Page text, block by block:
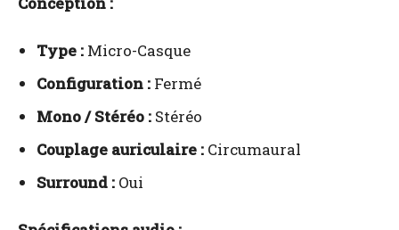
Type : Micro-Casque
Configuration : Fermé
Mono / Stéréo : Stéréo
Couplage auriculaire : Circumaural
Surround : Oui